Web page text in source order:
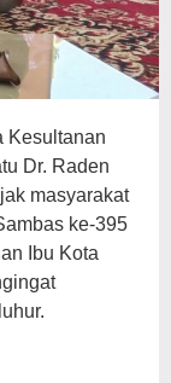
Kesultanan
Dr. Raden
masyarakat
ke-395
Ibu Kota